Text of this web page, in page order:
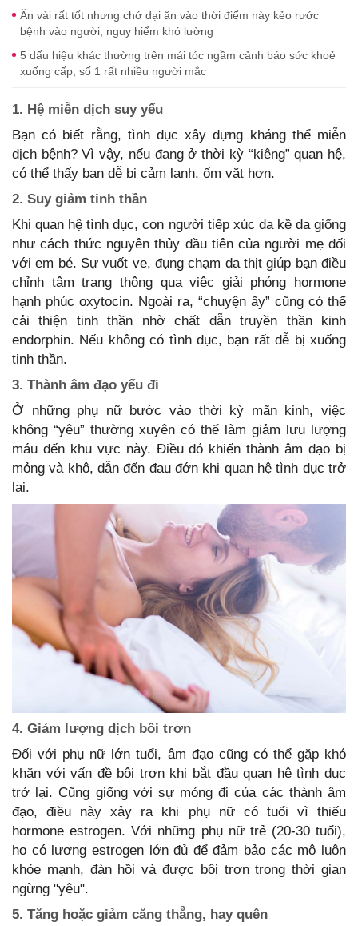
Ăn vải rất tốt nhưng chớ dại ăn vào thời điểm này kẻo rước
bệnh vào người, nguy hiểm khó lường
5 dấu hiệu khác thường trên mái tóc ngầm cảnh báo sức khoẻ
xuống cấp, số 1 rất nhiều người mắc
1. Hệ miễn dịch suy yếu
Bạn có biết rằng, tình dục xây dựng kháng thể miễn
dịch bệnh? Vì vậy, nếu đang ở thời kỳ “kiêng” quan hệ,
có thể thấy bạn dễ bị cảm lạnh, ốm vặt hơn.
2. Suy giảm tinh thần
Khi quan hệ tình dục, con người tiếp xúc da kề da giống
như cách thức nguyên thủy đầu tiên của người mẹ đối
với em bé. Sự vuốt ve, đụng chạm da thịt giúp bạn điều
chỉnh tâm trạng thông qua việc giải phóng hormone
hạnh phúc oxytocin. Ngoài ra, “chuyện ấy” cũng có thể
cải thiện tinh thần nhờ chất dẫn truyền thần kinh
endorphin. Nếu không có tình dục, bạn rất dễ bị xuống
tinh thần.
3. Thành âm đạo yếu đi
Ở những phụ nữ bước vào thời kỳ mãn kinh, việc
không “yêu” thường xuyên có thể làm giảm lưu lượng
máu đến khu vực này. Điều đó khiến thành âm đạo bị
mỏng và khô, dẫn đến đau đớn khi quan hệ tình dục trở
lại.
4. Giảm lượng dịch bôi trơn
Đối với phụ nữ lớn tuổi, âm đạo cũng có thể gặp khó
khăn với vấn đề bôi trơn khi bắt đầu quan hệ tình dục
trở lại. Cũng giống với sự mỏng đi của các thành âm
đạo, điều này xảy ra khi phụ nữ có tuổi vì thiếu
hormone estrogen. Với những phụ nữ trẻ (20-30 tuổi),
họ có lượng estrogen lớn đủ để đảm bảo các mô luôn
khỏe mạnh, đàn hồi và được bôi trơn trong thời gian
ngừng "yêu".
5. Tăng hoặc giảm căng thẳng, hay quên